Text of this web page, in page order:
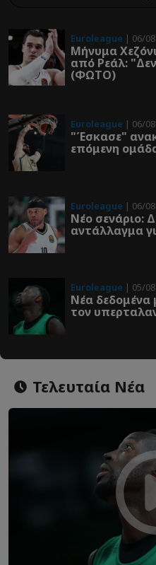
Euroleague | 06/
Μήνυμα
από Ρεάλ:
(ΦΩΤΟ)
Euroleague | 06/
"Έσκασε"
επόμενη
Euroleague | 06/
Νέο σενάριο:
αντάλλαγμα
Euroleague | 05/
Νέα δεδομένα
τον
Τελευταία Νέα